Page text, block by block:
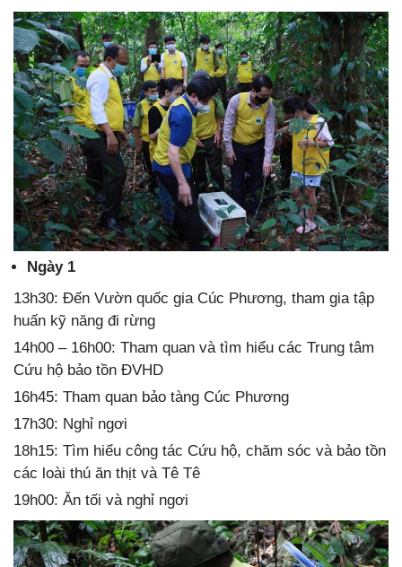
Ngày 1
13h30: Đến Vườn quốc gia Cúc Phương, tham gia tập
huấn kỹ năng đi rừng
14h00 – 16h00: Tham quan và tìm hiểu các Trung tâm
Cứu hộ bảo tồn ĐVHD
16h45: Tham quan bảo tàng Cúc Phương
17h30: Nghỉ ngơi
18h15: Tìm hiểu công tác Cứu hộ, chăm sóc và bảo tồn
các loài thú ăn thịt và Tê Tê
19h00: Ăn tối và nghỉ ngơi